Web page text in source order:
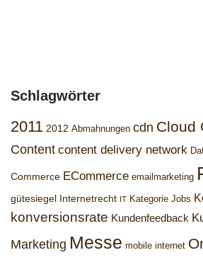
Schlagwörter
2011 2012 Abmahnungen cdn Cloud
Content content delivery network
Commerce ECommerce emailmarketing
gütesiegel Internetrecht IT Kategorie Jobs
konversionsrate Kundenfeedback
Marketing Messe mobile internet